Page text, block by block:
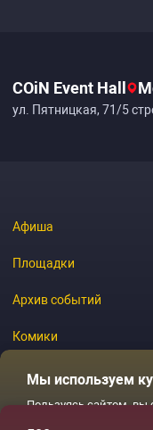
COiN Event Hall
ул. Пятницкая, 71/5
Афиша
Площадки
Архив событий
Комики
Журнал
Мы используем
Пользуясь сайтом, вы